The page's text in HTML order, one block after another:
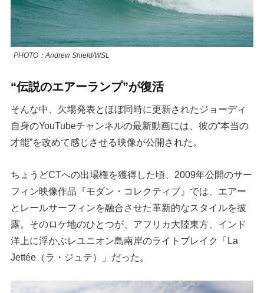
PHOTO：Andrew Shield/WSL
“伝説のエアーランプ”が復活
そんな中、欠場発表とほぼ同時に更新されたジョーディ
自身のYouTubeチャンネルの最新動画には、彼の“本当の
才能”を改めて感じさせる映像が公開された。
ちょうどCTへの出場権を獲得した頃、2009年公開のサー
フィン映像作品『モダン・コレクティブ』では、エアー
とレールサーフィンを融合させた革新的なスタイルを披
露。そのロケ地のひとつが、アフリカ大陸東方、インド
洋上に浮かぶレユニオン島南岸のライトブレイク「La
Jettée（ラ・ジュテ）」だった。